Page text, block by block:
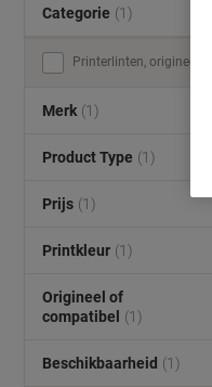
Categorie (1)
Printerlinten, origineel (1)
Merk (1)
Product Type (1)
Prijs (1)
Printkleur (1)
Origineel of
compatibel
(1)
Beschikbaarheid (1)